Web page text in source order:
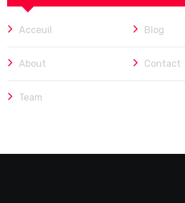
Acceuil Blog
About Contact
Team